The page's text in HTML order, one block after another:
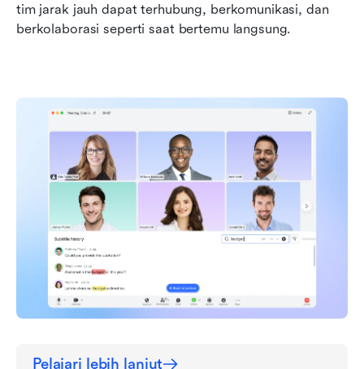
tim jarak jauh dapat terhubung, berkomunikasi, dan
berkolaborasi seperti saat bertemu langsung.
Pelajari lebih lanjut